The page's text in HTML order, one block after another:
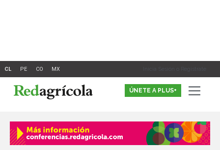
Inicia Sesión o Registrate
ÚNETE A PLUS+